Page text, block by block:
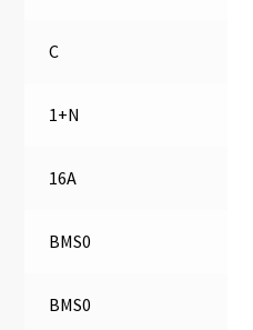
C
1+N
16A
BMS0
BMS0